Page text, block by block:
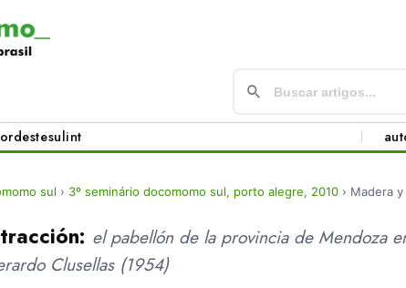
sulint
sul › 3º seminário docomomo sul, porto alegre, 2010 › Madera
el pabellón de la provincia de Mendoza
Clusellas (1954)